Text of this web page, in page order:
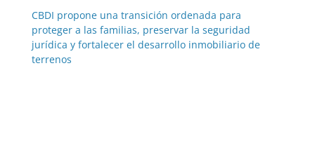
CBDI propone una transición ordenada para
proteger a las familias, preservar la seguridad
jurídica y fortalecer el desarrollo inmobiliario de
terrenos